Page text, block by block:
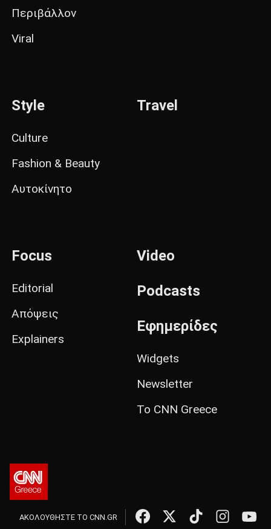
Περιβάλλον
Viral
Style
Culture
Fashion & Beauty
Αυτοκίνητο
Travel
Focus
Editorial
Απόψεις
Explainers
Video
Podcasts
Εφημερίδες
Widgets
Newsletter
Το CNN Greece
ΑΚΟΛΟΥΘΗΣΤΕ ΤΟ CNN.GR